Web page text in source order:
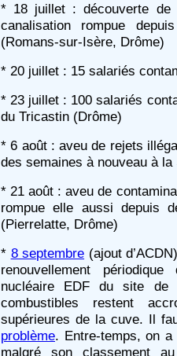
* 18 juillet : découverte de
canalisation rompue
(Romans-sur-Isère, Drôme)
* 20 juillet : 15 salariés
* 23 juillet : 100 salariés
du Tricastin (Drôme)
* 6 août : aveu de rejets
des semaines à nouveau à
* 21 août : aveu de
rompue elle aussi depuis
(Pierrelatte, Drôme)
* 8 septembre (ajout
renouvellement
nucléaire EDF du site de
combustibles restent
supérieures de la cuve. Il
problème. Entre-temps, on
malgré son classement